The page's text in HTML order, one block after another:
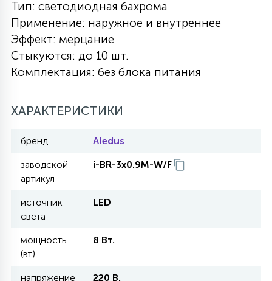
СЕГМЕНТ
ЦИЛИНДРИЧЕСКИЕ
ТАБЛЕТКИ
ДЕРЕВЯННЫЕ
ВОЛНИСТЫЕ
3D МОТИВЫ
ГИРЛЯНДЫ
САЛЮТЫ
Тип: светодиодная бахрома
Применение: наружное и внутреннее
Эффект: мерцание
Стыкуются: до 10 шт.
Комплектация: без блока питания
ХАРАКТЕРИСТИКИ
бренд Aledus
заводской
артикул
i-BR-3x0.9M-W/F
источник
света
LED
мощность
(вт)
8 Вт.
напряжение 220 В.